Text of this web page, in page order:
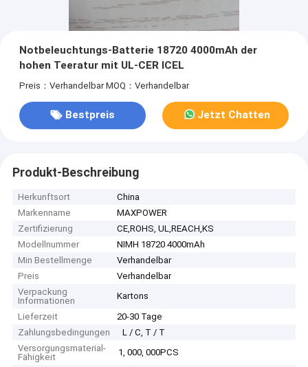
Notbeleuchtungs-Batterie 18720 4000mAh der
hohen Teeratur mit UL-CER ICEL
Preis：Verhandelbar MOQ：Verhandelbar
Bestpreis Jetzt Chatten
Produkt-Beschreibung
Herkunftsort
China
Markenname
MAXPOWER
Zertifizierung
CE,ROHS, UL,REACH,KS
Modellnummer
NIMH 18720 4000mAh
Min Bestellmenge
Verhandelbar
Preis
Verhandelbar
Verpackung
Informationen
Kartons
Lieferzeit
20-30 Tage
Zahlungsbedingungen
L / C, T / T
Versorgungsmaterial-
Fähigkeit
1, 000, 000PCS